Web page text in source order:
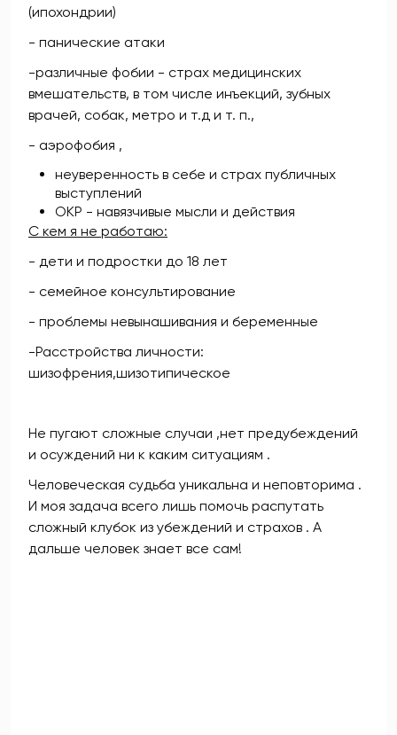
(ипохондрии)
- панические атаки
-различные фобии - страх медицинских
вмешательств, в том числе инъекций, зубных
врачей, собак, метро и т.д и т. п.,
- аэрофобия ,
неуверенность в себе и страх публичных
выступлений
ОКР - навязчивые мысли и действия
С кем я не работаю:
- дети и подростки до 18 лет
- семейное консультирование
- проблемы невынашивания и беременные
-Расстройства личности:
шизофрения,шизотипическое
Не пугают сложные случаи ,нет предубеждений
и осуждений ни к каким ситуациям .
Человеческая судьба уникальна и неповторима .
И моя задача всего лишь помочь распутать
сложный клубок из убеждений и страхов . А
дальше человек знает все сам!